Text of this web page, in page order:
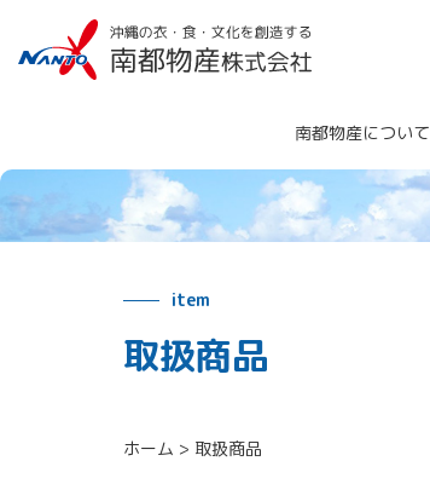
南都物産について
ホーム > 取扱商品
item
取扱商品